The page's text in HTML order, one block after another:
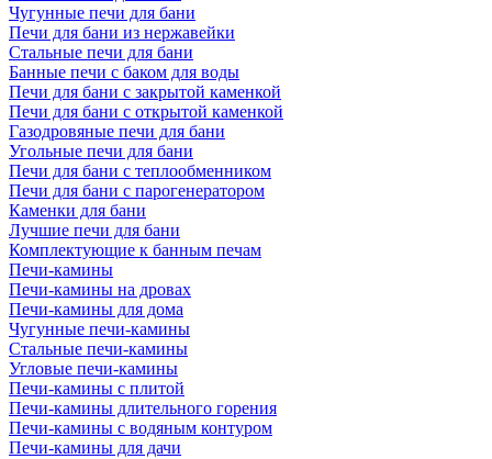
Чугунные печи для бани
Печи для бани из нержавейки
Стальные печи для бани
Банные печи с баком для воды
Печи для бани с закрытой каменкой
Печи для бани с открытой каменкой
Газодровяные печи для бани
Угольные печи для бани
Печи для бани с теплообменником
Печи для бани с парогенератором
Каменки для бани
Лучшие печи для бани
Комплектующие к банным печам
Печи-камины
Печи-камины на дровах
Печи-камины для дома
Чугунные печи-камины
Стальные печи-камины
Угловые печи-камины
Печи-камины с плитой
Печи-камины длительного горения
Печи-камины с водяным контуром
Печи-камины для дачи